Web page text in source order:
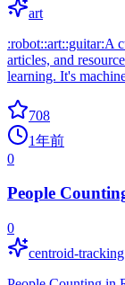
art
:robot::art::guitar:A
articles, and
learning. It's
708
1年前
0
People
0
centroid-tracking